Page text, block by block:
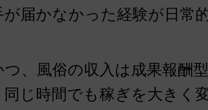
が届かなかった経験が日常
つ、風俗の収入は成果報酬
じ時間でも稼ぎを大きく